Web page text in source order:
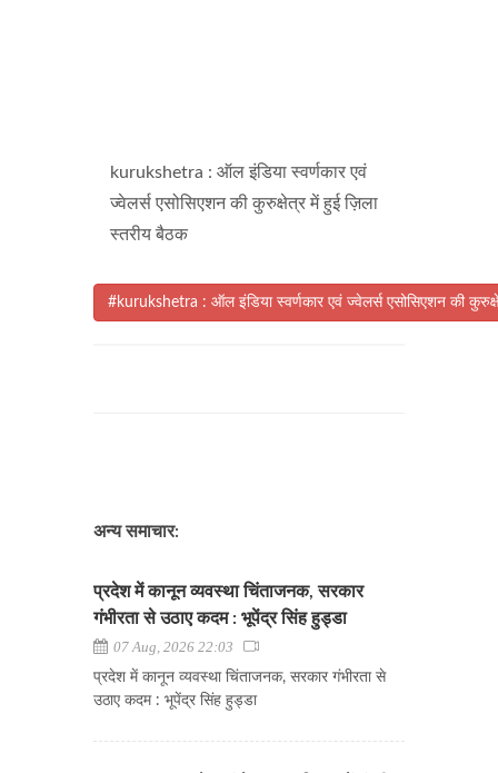
kurukshetra : ऑल इंडिया स्वर्णकार एवं
ज्वेलर्स एसोसिएशन की कुरुक्षेत्र में हुई ज़िला
स्तरीय बैठक
#kurukshetra : ऑल इंडिया स्वर्णकार एवं ज्वेलर्स एसोसिएशन की
अन्य समाचार:
प्रदेश में कानून व्यवस्था चिंताजनक, सरकार
गंभीरता से उठाए कदम : भूपेंद्र सिंह हुड्डा
07 Aug, 2026 22:03
प्रदेश में कानून व्यवस्था चिंताजनक, सरकार गंभीरता से
उठाए कदम : भूपेंद्र सिंह हुड्डा